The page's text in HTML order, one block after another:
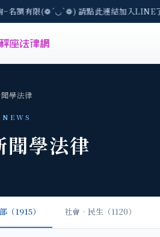
名額有限(❁´◡`❁) 請點此連結加入
學法律
聞學法律
（1915） 社會‧民生（1120）